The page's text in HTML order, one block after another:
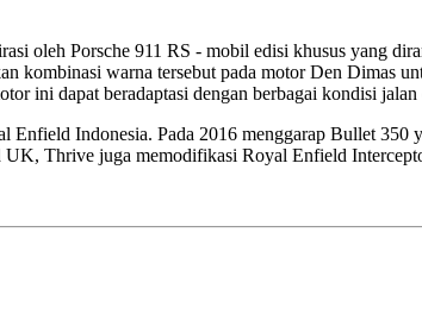
oleh Porsche 911 RS - mobil edisi khusus yang
kombinasi warna tersebut pada motor Den Dimas
ini dapat beradaptasi dengan berbagai kondisi
Indonesia. Pada 2016 menggarap Bullet
Thrive juga memodifikasi Royal Enfield